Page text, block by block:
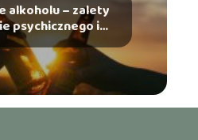
alkoholu – zalety
psychicznego i